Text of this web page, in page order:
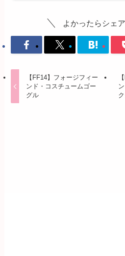
よかったらシェ
【FF14】フォージフィー
ンド・コスチュームゴー
グル